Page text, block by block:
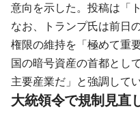
意向を示した。投稿は「
なお、トランプ氏は前日
権限の維持を「極めて重
国の暗号資産の首都とし
主要産業だ」と強調してい
大統領令で規制見直